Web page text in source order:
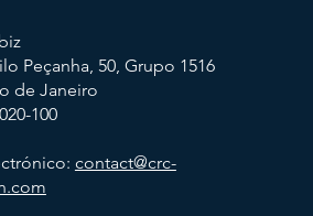
Peçanha, 50, Grupo 1516
de Janeiro
100
contact@crc-